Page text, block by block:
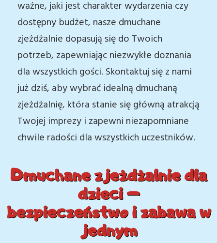
ważne, jaki jest charakter wydarzenia czy
dostępny budżet, nasze dmuchane
zjeżdżalnie dopasują się do Twoich
potrzeb, zapewniając niezwykłe doznania
dla wszystkich gości. Skontaktuj się z nami
już dziś, aby wybrać idealną dmuchaną
zjeżdżalnię, która stanie się główną atrakcją
Twojej imprezy i zapewni niezapomniane
chwile radości dla wszystkich uczestników.
Dmuchane zjeżdżalnie dla
dzieci –
bezpieczeństwo i zabawa w
jednym